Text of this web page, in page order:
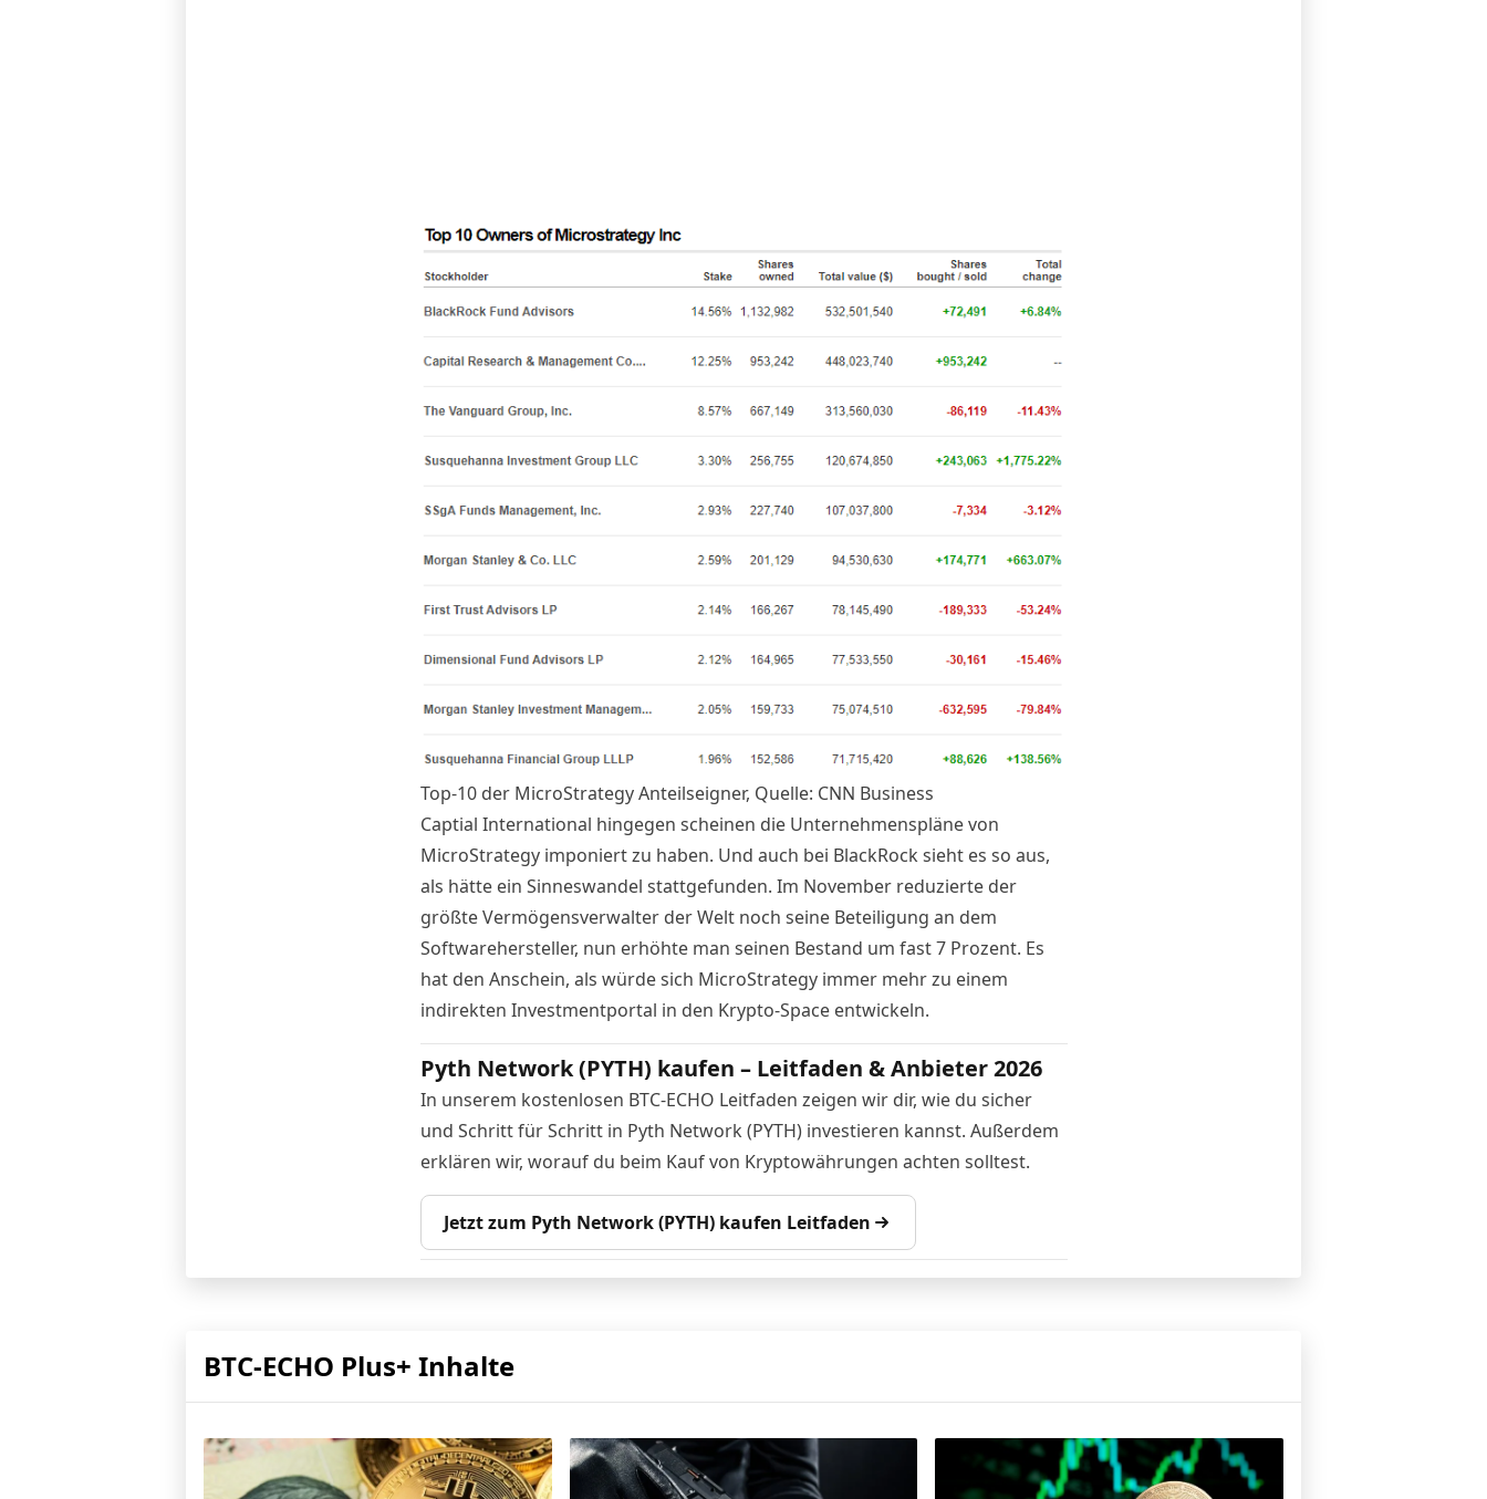
Top-10 der MicroStrategy Anteilseigner, Quelle: CNN Business
Captial International hingegen scheinen die Unternehmenspläne von
MicroStrategy imponiert zu haben. Und auch bei BlackRock sieht es so aus,
als hätte ein Sinneswandel stattgefunden. Im November reduzierte der
größte Vermögensverwalter der Welt noch seine Beteiligung an dem
Softwarehersteller, nun erhöhte man seinen Bestand um fast 7 Prozent. Es
hat den Anschein, als würde sich MicroStrategy immer mehr zu einem
indirekten Investmentportal in den Krypto-Space entwickeln.
Pyth Network (PYTH) kaufen – Leitfaden & Anbieter 2026
In unserem kostenlosen BTC-ECHO Leitfaden zeigen wir dir, wie du sicher
und Schritt für Schritt in Pyth Network (PYTH) investieren kannst. Außerdem
erklären wir, worauf du beim Kauf von Kryptowährungen achten solltest.
Jetzt zum Pyth Network (PYTH) kaufen Leitfaden
BTC-ECHO Plus+ Inhalte